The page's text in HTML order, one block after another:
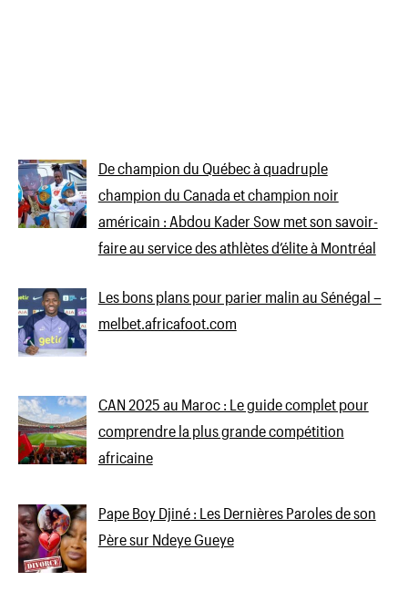
De champion du Québec à quadruple
champion du Canada et champion noir
américain : Abdou Kader Sow met son savoir-
faire au service des athlètes d’élite à Montréal
Les bons plans pour parier malin au Sénégal –
melbet.africafoot.com
CAN 2025 au Maroc : Le guide complet pour
comprendre la plus grande compétition
africaine
Pape Boy Djiné : Les Dernières Paroles de son
Père sur Ndeye Gueye